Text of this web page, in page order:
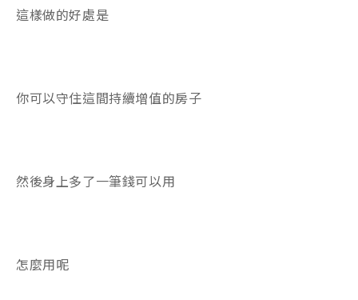
這樣做的好處是
你可以守住這間持續增值的房子
然後身上多了一筆錢可以用
怎麼用呢